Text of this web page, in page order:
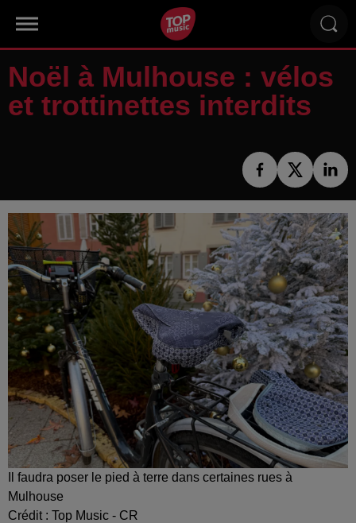
Noël à Mulhouse : vélos
et trottinettes interdits
Il faudra poser le pied à terre dans certaines rues à
Mulhouse
Crédit : Top Music - CR